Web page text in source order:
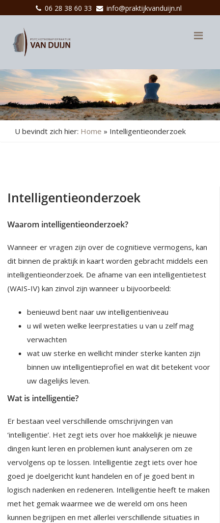
06 28 38 60 33 info@praktijkvanduijn.nl
U bevindt zich hier: Home » Intelligentieonderzoek
Intelligentieonderzoek
Waarom intelligentieonderzoek?
Wanneer er vragen zijn over de cognitieve vermogens, kan
dit binnen de praktijk in kaart worden gebracht middels een
intelligentieonderzoek. De afname van een intelligentietest
(WAIS-IV) kan zinvol zijn wanneer u bijvoorbeeld:
benieuwd bent naar uw intelligentieniveau
u wil weten welke leerprestaties u van u zelf mag
verwachten
wat uw sterke en wellicht minder sterke kanten zijn
binnen uw intelligentieprofiel en wat dit betekent voor
uw dagelijks leven.
Wat is intelligentie?
Er bestaan veel verschillende omschrijvingen van
‘intelligentie’. Het zegt iets over hoe makkelijk je nieuwe
dingen kunt leren en problemen kunt analyseren om ze
vervolgens op te lossen. Intelligentie zegt iets over hoe
goed je doelgericht kunt handelen en of je goed bent in
logisch nadenken en redeneren. Intelligentie heeft te maken
met het gemak waarmee we de wereld om ons heen
kunnen begrijpen en met allerlei verschillende situaties in